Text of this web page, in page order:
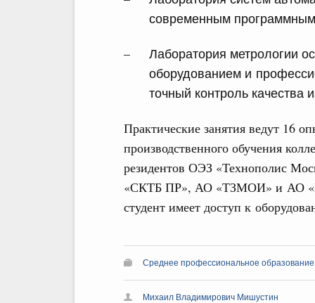
современным
Лаборатория метрологии
оборудованием и
точный контроль качества
Практические занятия ведут 16
производственного обучения
резидентов ОЭЗ «Технополис
«СКТБ ПР», АО «ТЗМОИ» и АО
студент имеет доступ к
Среднее профессиональное образование
Михаил Владимирович Мишустин